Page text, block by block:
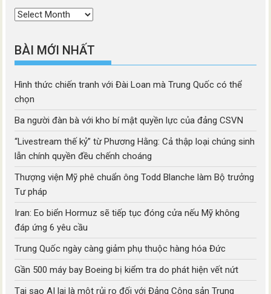
Thời
BÀI MỚI NHẤT
Hình thức chiến tranh với Đài Loan mà Trung Quốc có thể
chọn
Ba người đàn bà với kho bí mật quyền lực của đảng CSVN
“Livestream thế kỷ” từ Phương Hằng: Cả thập loại chúng sinh
lẫn chính quyền đều chếnh choáng
Thượng viện Mỹ phê chuẩn ông Todd Blanche làm Bộ trưởng
Tư pháp
Iran: Eo biển Hormuz sẽ tiếp tục đóng cửa nếu Mỹ không
đáp ứng 6 yêu cầu
Trung Quốc ngày càng giảm phụ thuộc hàng hóa Đức
Gần 500 máy bay Boeing bị kiểm tra do phát hiện vết nứt
Tại sao AI lại là một rủi ro đối với Đảng Cộng sản Trung